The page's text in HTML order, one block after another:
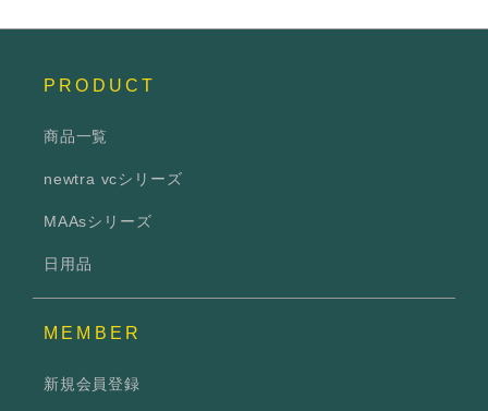
PRODUCT
商品一覧
newtra vcシリーズ
MAAsシリーズ
日用品
MEMBER
新規会員登録